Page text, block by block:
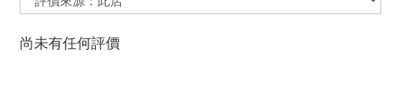
尚未有任何評價